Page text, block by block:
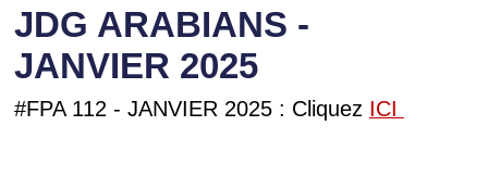
JDG ARABIANS -
JANVIER 2025
#FPA 112 - JANVIER 2025 : Cliquez ICI